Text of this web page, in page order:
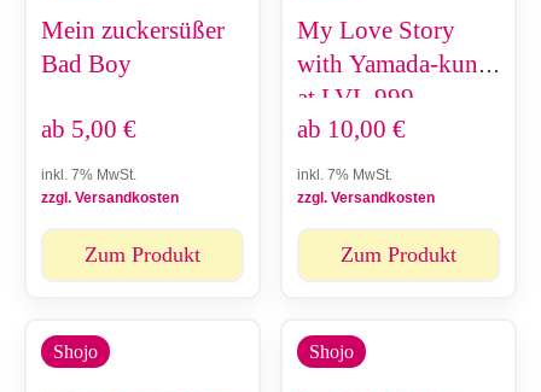
Mein zuckersüßer
Bad Boy
ab 5,00 €
inkl. 7% MwSt.
zzgl. Versandkosten
Zum Produkt
My Love Story
with Yamada-kun
at LVL 999
ab 10,00 €
inkl. 7% MwSt.
zzgl. Versandkosten
Zum Produkt
Shojo Shojo